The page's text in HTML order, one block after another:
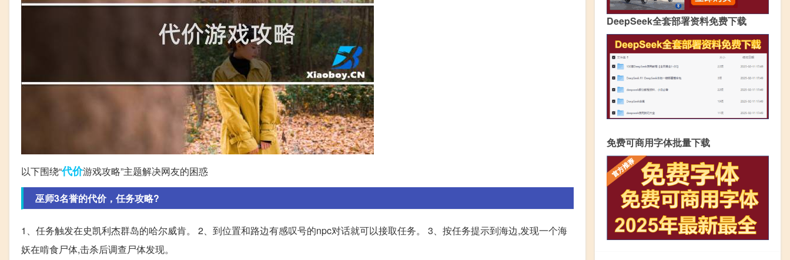
以下围绕“代价游戏攻略”主题解决网友的困惑
巫师3名誉的代价，任务攻略?
1、任务触发在史凯利杰群岛的哈尔威肯。 2、到位置和路边有感叹号的npc对话就可以接取任务。 3、按任务提示到海边,发现一个海
妖在啃食尸体,击杀后调查尸体发现。
DeepSeek全套部署资料免费下载
免费可商用字体批量下载